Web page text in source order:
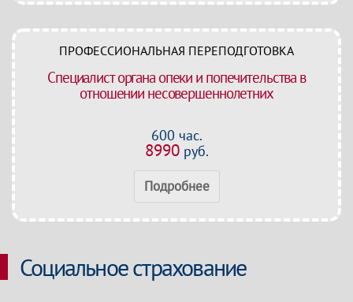
ПРОФЕССИОНАЛЬНАЯ ПЕРЕПОДГОТОВКА
Специалист органа опеки и попечительства в
отношении несовершеннолетних
600 час.
8990руб.
Подробнее
Социальное страхование